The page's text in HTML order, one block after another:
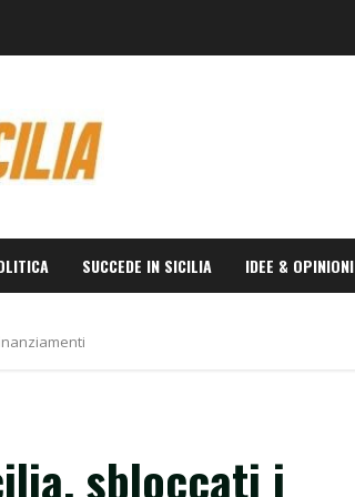
SUCCEDE IN SICILIA IDEE & OPINIONI
sbloccati i